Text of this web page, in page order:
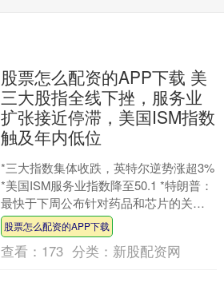
股票怎么配资的APP下载 美
三大股指全线下挫，服务业
扩张接近停滞，美国ISM指数
触及年内低位
*三大指数集体收跌，英特尔逆势涨超3%
*美国ISM服务业指数降至50.1 *特朗普：
最快于下周公布针对药品和芯片的关税
当地时间5日，美股主要股指普遍下跌，
投....
股票怎么配资的APP下载
查看： 173 分类： 新股配资网